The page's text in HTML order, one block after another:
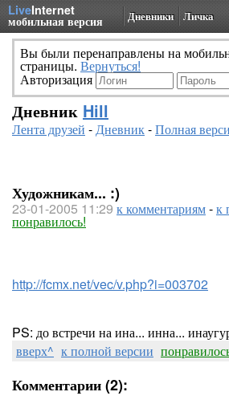
LiveInternet
мобильная версия Дневники Личка
Вы были перенаправлены на
страницы. Вернуться!
Авторизация
Дневник Hill
Лента друзей -Дневник-Полная
Художникам... :)
23-01-2005 11:29 к комментариям-к
понравилось!
http://fcmx.net/vec/v.php?i=003702
PS: до встречи на ина... инна...
вверх^ к полной версии
Комментарии (2):